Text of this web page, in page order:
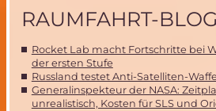
RAUMFAHRT-
Rocket Lab macht Fortschritte bei
der ersten Stufe
Russland testet Anti-Satelliten-Waffe
Generalinspekteur der NASA:
unrealistisch, Kosten für SLS und